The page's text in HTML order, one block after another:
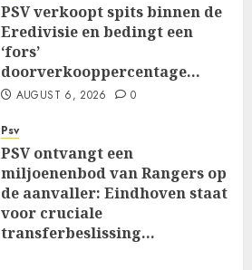
PSV verkoopt spits binnen de
Eredivisie en bedingt een
‘fors’
doorverkooppercentage…
AUGUST 6, 2026 0
Psv
PSV ontvangt een
miljoenenbod van Rangers op
de aanvaller: Eindhoven staat
voor cruciale
transferbeslissing…